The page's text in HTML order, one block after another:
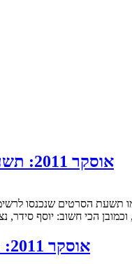
אוסקר 2011: תשעת הסרטים שעלו שלב בקטגוריית הסרט הטוב ביותר בשפה זרה
תשעת הסרטים שנכנסו
הכי חשוב: יוסף
אוסקר 2011: הסרטים המתמודדים על קטגוריית הסרט הטוב ביותר בשפה זרה